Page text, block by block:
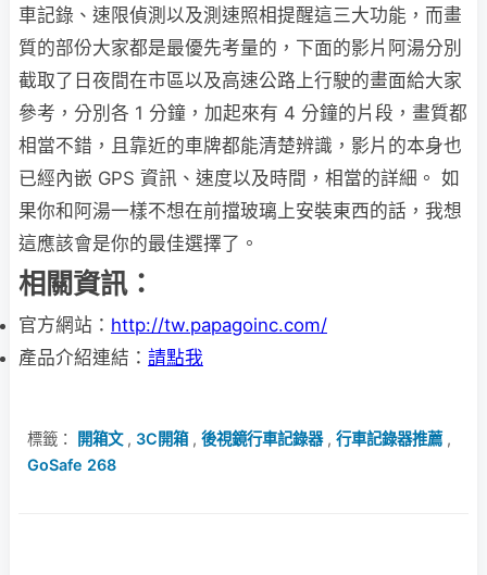
車記錄、速限偵測以及測速照相提醒這三大功能，而畫
質的部份大家都是最優先考量的，下面的影片阿湯分別
截取了日夜間在市區以及高速公路上行駛的畫面給大家
參考，分別各 1 分鐘，加起來有 4 分鐘的片段，畫質都
相當不錯，且靠近的車牌都能清楚辨識，影片的本身也
已經內嵌 GPS 資訊、速度以及時間，相當的詳細。 如
果你和阿湯一樣不想在前擋玻璃上安裝東西的話，我想
這應該會是你的最佳選擇了。
相關資訊：
官方網站： http://tw.papagoinc.com/
產品介紹連結： 請點我
標籤： 開箱文, 3C開箱, 後視鏡行車記錄器, 行車記錄器推薦,
GoSafe 268